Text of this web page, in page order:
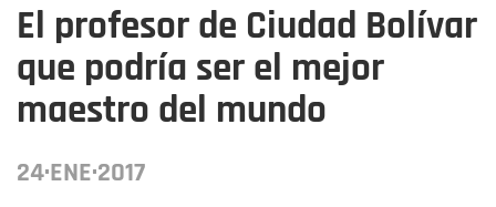
El profesor de Ciudad Bolívar
que podría ser el mejor
maestro del mundo
24·ENE·2017